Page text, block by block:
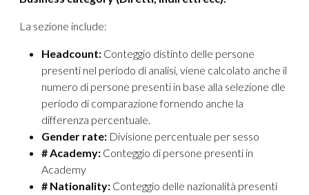
La sezione include:
Headcount: Conteggio distinto delle persone
presenti nel periodo di analisi, viene calcolato anche il
numero di persone presenti in base alla selezione dle
periodo di comparazione fornendo anche la
differenza percentuale.
Gender rate: Divisione percentuale per sesso
# Academy: Conteggio di persone presenti in
Academy
# Nationality: Conteggio delle nazionalità presenti